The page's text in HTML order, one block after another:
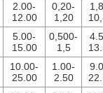
2.00-
12.00
0,20-
1,20
5.00-
15.00
0,500-
1,5
10.00-
25.00
1.00-
2.50